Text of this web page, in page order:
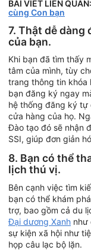
BÀI VIẾT LIÊN QUAN:
cùng Con bạn
7. Thật dễ dàng
của bạn.
Khi bạn đã tìm thấy
tâm của mình, tùy
trang thông tin khóa
bạn đăng ký ngay
hệ thống đăng ký
cửa hàng của họ.
Đào tạo đó sẽ nhận
SSI, giúp đơn giản
8. Bạn có thể
lịch thú vị.
Bên cạnh việc tìm
bạn có thể khám
trợ, bao gồm cả du
Đại dương Xanh như
sự kiện xã hội như
họp câu lạc bộ lặn.